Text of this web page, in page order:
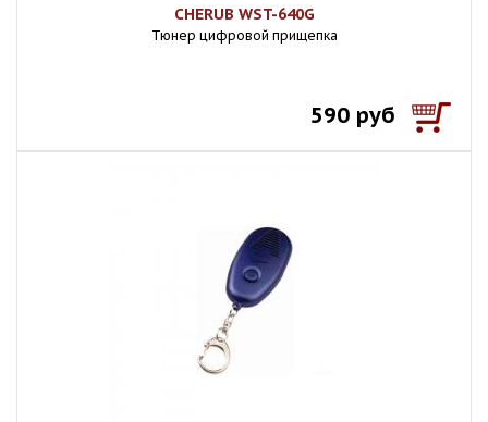
CHERUB WST-640G
Тюнер цифровой прищепка
590 руб